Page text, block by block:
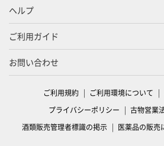
ヘルプ
ご利用ガイド
お問い合わせ
ご利用規約 ご利用環境について
プライバシーポリシー
古物営業
酒類販売管理者標識の掲示
医薬品の販売